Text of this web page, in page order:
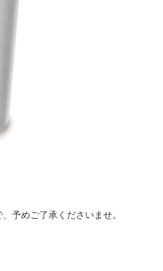
予めご了承くださいませ。